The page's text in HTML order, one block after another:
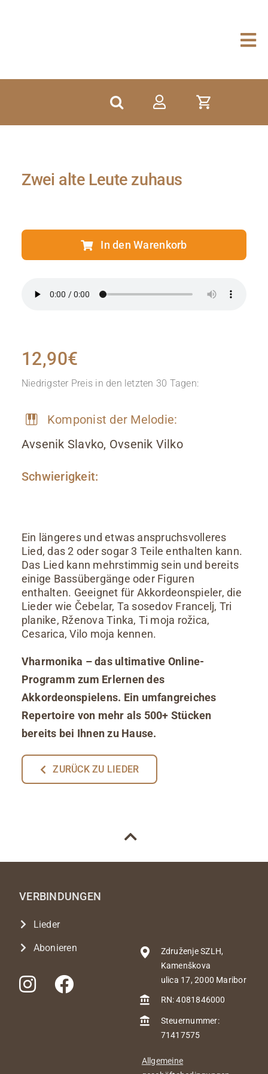
Zwei alte Leute zuhaus
In den Warenkorb
12,90€
Niedrigster Preis in den letzten 30 Tagen:
Komponist der Melodie:
Avsenik Slavko, Ovsenik Vilko
Schwierigkeit:
Ein längeres und etwas anspruchsvolleres
Lied, das 2 oder sogar 3 Teile enthalten kann.
Das Lied kann mehrstimmig sein und bereits
einige Bassübergänge oder Figuren
enthalten. Geeignet für Akkordeonspieler, die
Lieder wie Čebelar, Ta sosedov Francelj, Tri
planike, Rženova Tinka, Ti moja rožica,
Cesarica, Vilo moja kennen.
Vharmonika – das ultimative Online-
Programm zum Erlernen des
Akkordeonspielens. Ein umfangreiches
Repertoire von mehr als 500+ Stücken
bereits bei Ihnen zu Hause.
ZURÜCK ZU LIEDER
Združenje SZLH,
Kamenškova
ulica 17, 2000 Maribor
RN: 4081846000
Steuernummer:
71417575
Allgemeine
VERBINDUNGEN
Lieder
Abonieren